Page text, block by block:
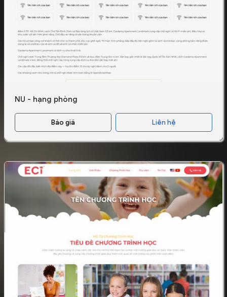
NU - hạng phòng
Báo giá Liên hệ